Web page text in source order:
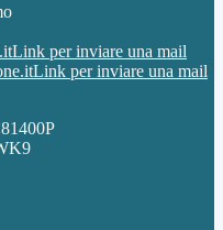
Link per inviare una mail
Link per inviare una mail